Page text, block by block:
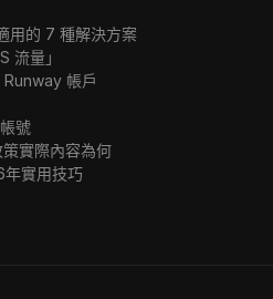
用的 7 種解決方案
流量」
帳戶
號
實際內容為何
實用技巧